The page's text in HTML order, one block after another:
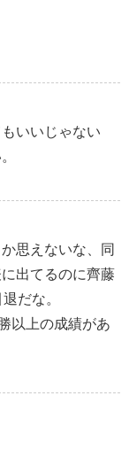
いいじゃない
思えないな、同
出てるのに齊藤
だな。
以上の成績があ